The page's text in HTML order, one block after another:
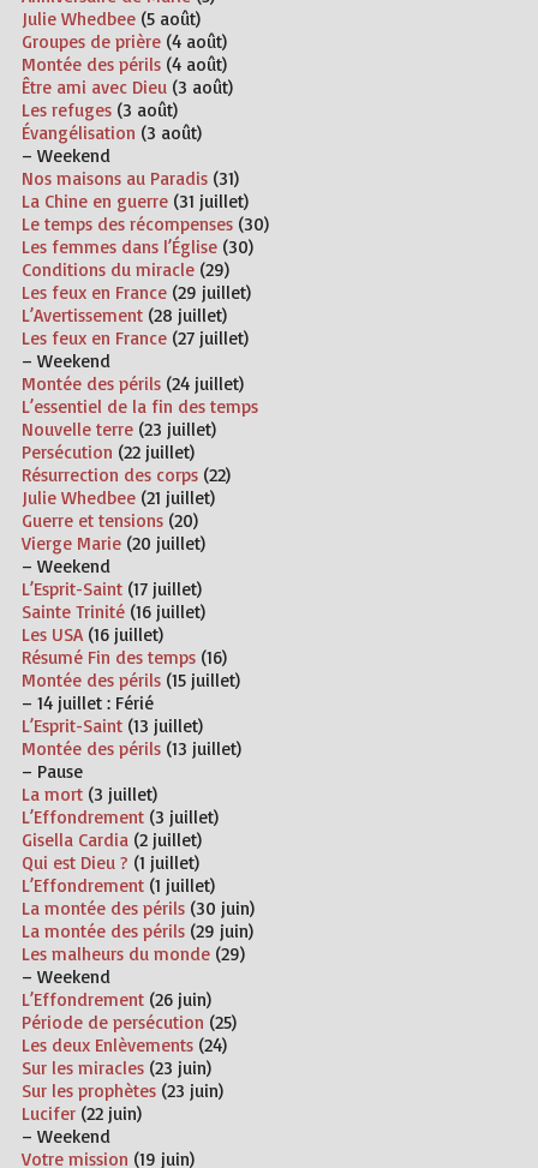
Julie Whedbee(5 août)
Groupes de prière(4 août)
Montée des périls(4 août)
Être ami avec Dieu (3 août)
Les refuges(3 août)
Évangélisation (3 août)
– Weekend
Nos maisons au Paradis(31)
La Chine en guerre(31 juillet)
Le temps des récompenses(30)
Les femmes dans l’Église(30)
Conditions du miracle(29)
Les feux en France(29 juillet)
L’Avertissement(28 juillet)
Les feux en France(27 juillet)
– Weekend
Montée des périls(24 juillet)
L’essentiel de la fin des temps
Nouvelle terre(23 juillet)
Persécution (22 juillet)
Résurrection des corps(22)
Julie Whedbee(21 juillet)
Guerre et tensions(20)
Vierge Marie(20 juillet)
– Weekend
L’Esprit-Saint(17 juillet)
Sainte Trinité(16 juillet)
Les USA(16 juillet)
Résumé Fin des temps(16)
Montée des périls(15 juillet)
– 14 juillet : Férié
L’Esprit-Saint(13 juillet)
Montée des périls(13 juillet)
– Pause
La mort(3 juillet)
L’Effondrement(3 juillet)
Gisella Cardia (2 juillet)
Qui est Dieu ? (1 juillet)
L’Effondrement(1 juillet)
La montée des périls(30 juin)
La montée des périls(29 juin)
Les malheurs du monde(29)
– Weekend
L’Effondrement(26 juin)
Période de persécution (25)
Les deux Enlèvements(24)
Sur les miracles(23 juin)
Sur les prophètes(23 juin)
Lucifer(22 juin)
– Weekend
Votre mission (19 juin)